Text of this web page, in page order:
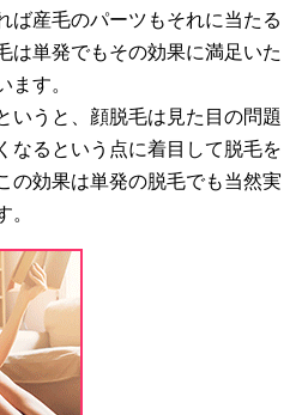
ば産毛のパーツもそれに当たる
は単発でもその効果に満足いた
ます。
いうと、顔脱毛は見た目の問題
なるという点に着目して脱毛を
の効果は単発の脱毛でも当然実
。